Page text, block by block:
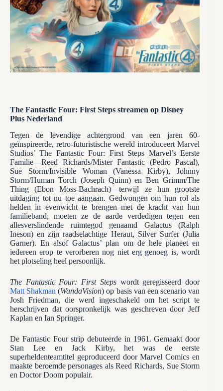
The Fantastic Four: First Steps streamen op Disney
Plus Nederland
Tegen de levendige achtergrond van een jaren 60-
geïnspireerde, retro-futuristische wereld introduceert Marvel
Studios’ The Fantastic Four: First Steps Marvel’s Eerste
Familie—Reed Richards/Mister Fantastic (Pedro Pascal),
Sue Storm/Invisible Woman (Vanessa Kirby), Johnny
Storm/Human Torch (Joseph Quinn) en Ben Grimm/The
Thing (Ebon Moss-Bachrach)—terwijl ze hun grootste
uitdaging tot nu toe aangaan. Gedwongen om hun rol als
helden in evenwicht te brengen met de kracht van hun
familieband, moeten ze de aarde verdedigen tegen een
allesverslindende ruimtegod genaamd Galactus (Ralph
Ineson) en zijn raadselachtige Heraut, Silver Surfer (Julia
Garner). En alsof Galactus’ plan om de hele planeet en
iedereen erop te verorberen nog niet erg genoeg is, wordt
het plotseling heel persoonlijk.
The Fantastic Four: First Steps wordt geregisseerd door
Matt Shakman (WandaVision) op basis van een scenario van
Josh Friedman, die werd ingeschakeld om het script te
herschrijven dat oorspronkelijk was geschreven door Jeff
Kaplan en Ian Springer.
De Fantastic Four strip debuteerde in 1961. Gemaakt door
Stan Lee en Jack Kirby, het was de eerste
superheldenteamtitel geproduceerd door Marvel Comics en
maakte beroemde personages als Reed Richards, Sue Storm
en Doctor Doom populair.